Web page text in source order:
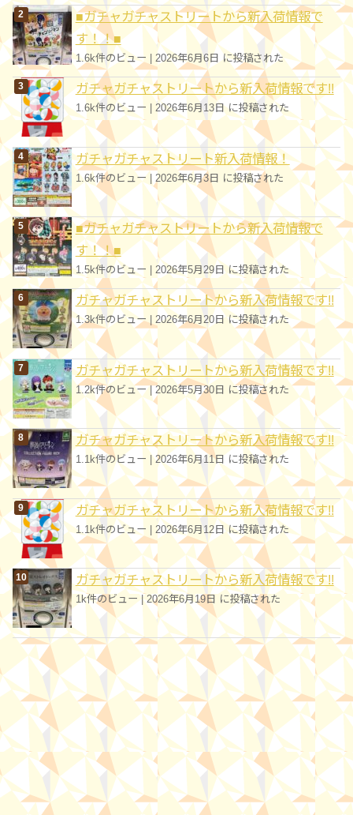
■ガチャガチャストリートから新入荷情報で
す！！■
1.6k件のビュー 2026年6月6日 に投稿された
ガチャガチャストリートから新入荷情報です!!
1.6k件のビュー 2026年6月13日 に投稿された
ガチャガチャストリート新入荷情報！
1.6k件のビュー| 2026年6月3日 に投稿された
■ガチャガチャストリートから新入荷情報で
す！！■
1.5k件のビュー 2026年5月29日 に投稿された
ガチャガチャストリートから新入荷情報です!!
1.3k件のビュー| 2026年6月20日 に投稿された
ガチャガチャストリートから新入荷情報です!!
1.2k件のビュー| 2026年5月30日 に投稿された
ガチャガチャストリートから新入荷情報です!!
1.1k件のビュー |2026年6月11日 に投稿された
ガチャガチャストリートから新入荷情報です!!
1.1k件のビュー | 2026年6月12日 に投稿された
ガチャガチャストリートから新入荷情報です!!
1k件のビュー|2026年6月19日 に投稿された